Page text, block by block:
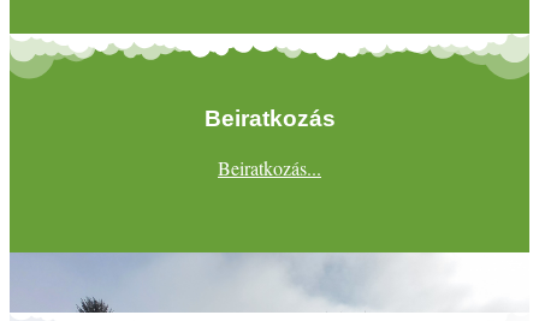
Beiratkozás
Beiratkozás...